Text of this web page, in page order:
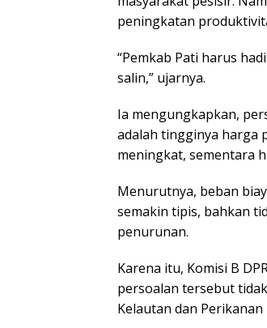
peningkatan
“Pemkab Pati harus
salin,” ujarnya.
Ia mengungkapkan,
adalah tingginya harga
meningkat, sementara
Menurutnya, beban
semakin tipis, bahkan
penurunan.
Karena itu, Komisi B
persoalan tersebut
Kelautan dan